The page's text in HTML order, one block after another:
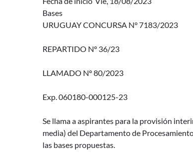
Bases
URUGUAY CONCURSA N° 7183/2023
REPARTIDO Nº 36/23
LLAMADO Nº 80/2023
Exp. 060180-000125-23
Se llama a aspirantes para la provisión
media) del Departamento de
las bases propuestas.